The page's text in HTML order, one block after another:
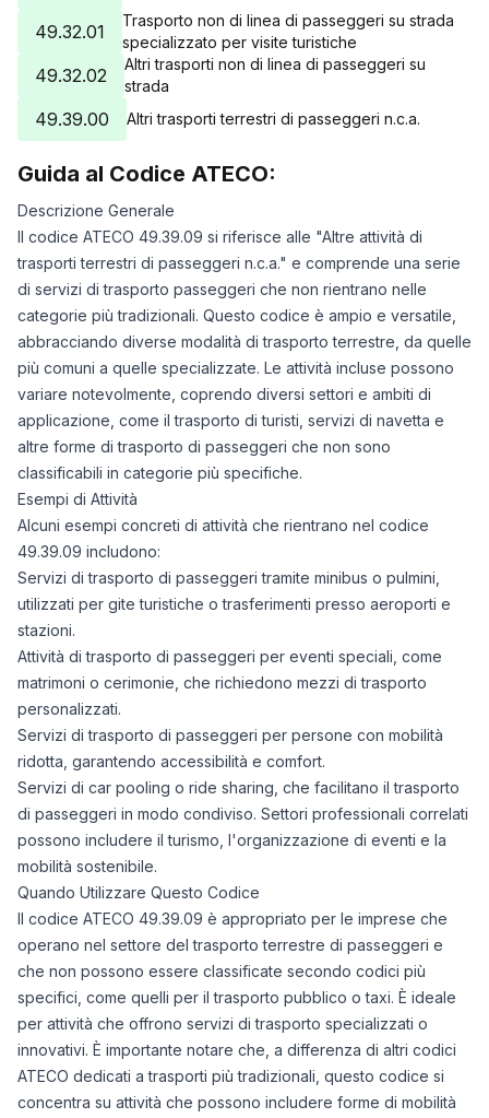
49.32.01
Trasporto non di linea di passeggeri su strada
specializzato per visite turistiche
49.32.02
Altri trasporti non di linea di passeggeri su
strada
49.39.00 Altri trasporti terrestri di passeggeri n.c.a.
Guida al Codice ATECO:
Descrizione Generale
Il codice ATECO 49.39.09 si riferisce alle "Altre attività di
trasporti terrestri di passeggeri n.c.a." e comprende una serie
di servizi di trasporto passeggeri che non rientrano nelle
categorie più tradizionali. Questo codice è ampio e versatile,
abbracciando diverse modalità di trasporto terrestre, da quelle
più comuni a quelle specializzate. Le attività incluse possono
variare notevolmente, coprendo diversi settori e ambiti di
applicazione, come il trasporto di turisti, servizi di navetta e
altre forme di trasporto di passeggeri che non sono
classificabili in categorie più specifiche.
Esempi di Attività
Alcuni esempi concreti di attività che rientrano nel codice
49.39.09 includono:
Servizi di trasporto di passeggeri tramite minibus o pulmini,
utilizzati per gite turistiche o trasferimenti presso aeroporti e
stazioni.
Attività di trasporto di passeggeri per eventi speciali, come
matrimoni o cerimonie, che richiedono mezzi di trasporto
personalizzati.
Servizi di trasporto di passeggeri per persone con mobilità
ridotta, garantendo accessibilità e comfort.
Servizi di car pooling o ride sharing, che facilitano il trasporto
di passeggeri in modo condiviso. Settori professionali correlati
possono includere il turismo, l'organizzazione di eventi e la
mobilità sostenibile.
Quando Utilizzare Questo Codice
Il codice ATECO 49.39.09 è appropriato per le imprese che
operano nel settore del trasporto terrestre di passeggeri e
che non possono essere classificate secondo codici più
specifici, come quelli per il trasporto pubblico o taxi. È ideale
per attività che offrono servizi di trasporto specializzati o
innovativi. È importante notare che, a differenza di altri codici
ATECO dedicati a trasporti più tradizionali, questo codice si
concentra su attività che possono includere forme di mobilità